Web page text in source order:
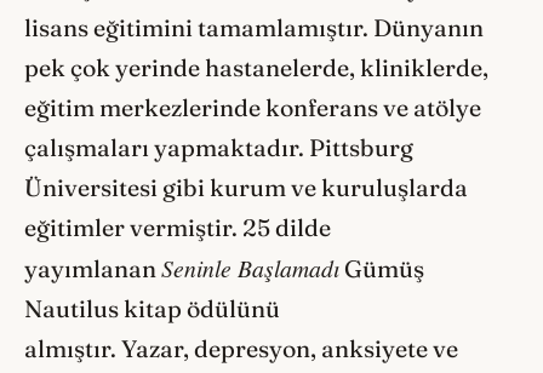
lisans eğitimini tamamlamıştır. Dünyanın
pek çok yerinde hastanelerde, kliniklerde,
eğitim merkezlerinde konferans ve atölye
çalışmaları yapmaktadır. Pittsburg
Üniversitesi gibi kurum ve kuruluşlarda
eğitimler vermiştir. 25 dilde
yayımlananSeninle Başlamadı Gümüş
Nautilus kitap ödülünü
almıştır. Yazar, depresyon, anksiyete ve